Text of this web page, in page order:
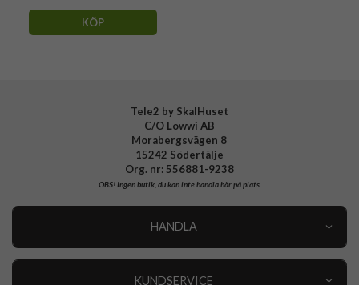
KÖP
Tele2 by SkalHuset
C/O Lowwi AB
Morabergsvägen 8
15242 Södertälje
Org. nr: 556881-9238
OBS!Ingen butik, du kan inte handla här på plats
HANDLA
KUNDSERVICE